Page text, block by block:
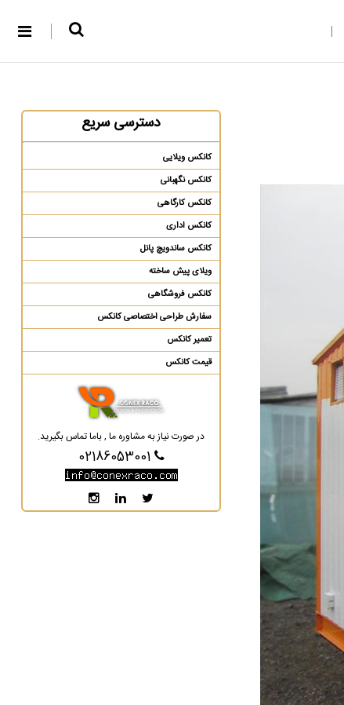
دسترسی سریع
کانکس ویلایی
کانکس نگهبانی
کانکس کارگاهی
کانکس اداری
کانکس ساندویچ پانل
ویلای پیش ساخته
کانکس فروشگاهی
سفارش طراحی اختصاصی کانکس
تعمیر کانکس
قیمت کانکس
در صورت نیاز به مشاوره ما , باما تماس بگیرید.
02186053001